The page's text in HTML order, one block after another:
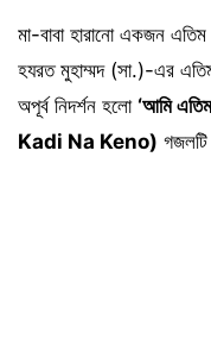
মা-বাবা হারানো একজন
হযরত মুহাম্মদ (সা.)-এর এতিম
অপূর্ব নিদর্শন হলো ‘আমি
Kadi Na Keno)